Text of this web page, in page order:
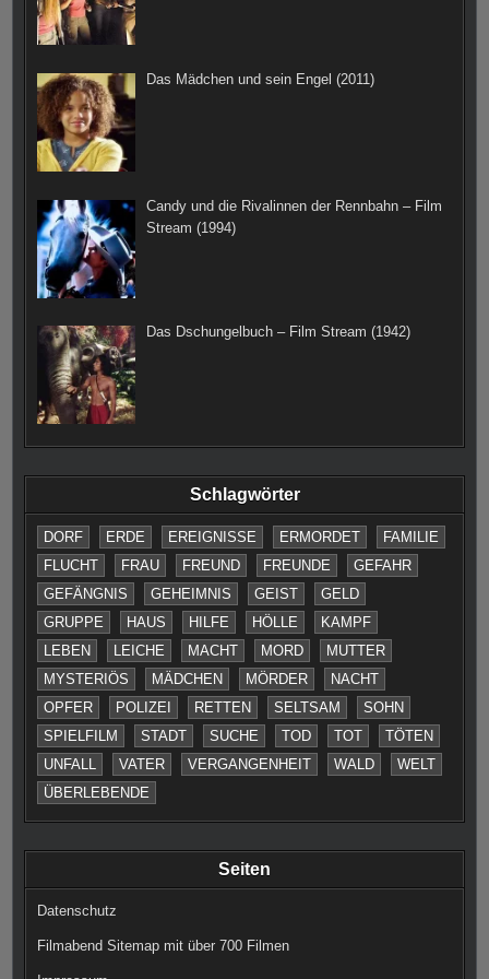
Das Mädchen und sein Engel (2011)
Candy und die Rivalinnen der Rennbahn – Film
Stream (1994)
Das Dschungelbuch – Film Stream (1942)
Schlagwörter
DORF ERDE EREIGNISSE ERMORDET
FAMILIE
FLUCHT
FRAU FREUND FREUNDE
GEFAHR
GEFÄNGNIS
GEHEIMNIS GEIST
GELD
GRUPPE
HAUS HILFE HÖLLE
KAMPF
LEBEN
LEICHE MACHT MORD
MUTTER
MYSTERIÖS
MÄDCHEN MÖRDER
NACHT
OPFER
POLIZEI RETTEN SELTSAM
SOHN
SPIELFILM
STADT SUCHE TOD TOT
TÖTEN
UNFALL
VATER VERGANGENHEIT WALD
WELT
ÜBERLEBENDE
Seiten
Datenschutz
Filmabend Sitemap mit über 700 Filmen